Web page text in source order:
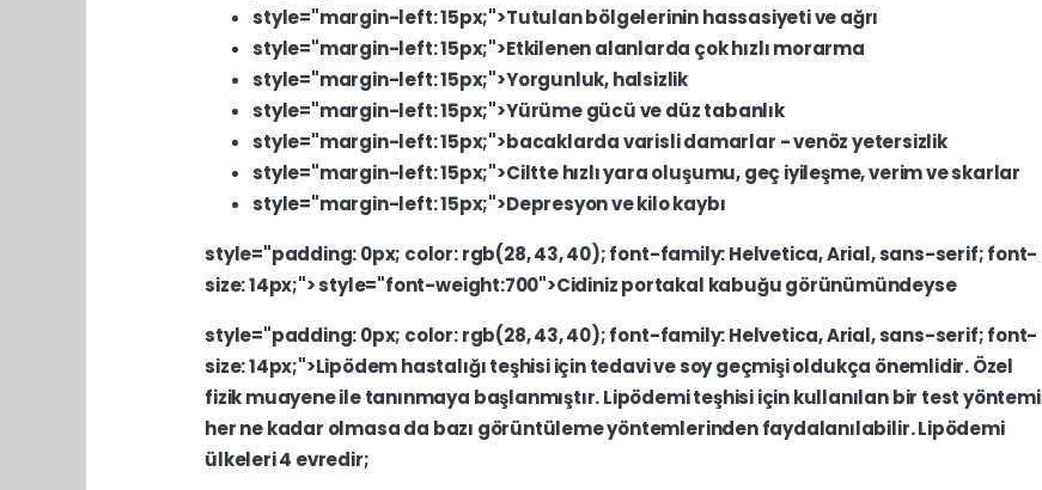
style="margin-left:15px;">Tutulanbölgelerininhassasiyetiveağrı
style="margin-left:15px;">Etkilenenalanlarda çokhızlımorarma
style="margin-left:15px;">Yorgunluk,halsizlik
style="margin-left:15px;">Yürümegücüvedüztabanlık
style="margin-left:15px;">bacaklardavarislidamarlar -venözyetersizlik
style="margin-left:15px;">Cilttehızlıyaraoluşumu,geçiyileşme,verimveskarlar
style="margin-left:15px;">Depresyonvekilokaybı
style="padding:0px; color:rgb(28,43,40);font-family:Helvetica,Arial,sans-serif;font-
size:14px;">style="font-weight:700">Cidinizportakal kabuğugörünümündeyse
style="padding:0px; color:rgb(28,43,40);font-family:Helvetica,Arial,sans-serif;font-
size:14px;">Lipödemhastalığıteşhisiiçintedavivesoygeçmişioldukça önemlidir.Özel
fizikmuayeneiletanınmaya başlanmıştır.Lipödemiteşhisiiçinkullanılanbir testyöntemi
hernekadar olmasada bazı görüntülemeyöntemlerindenfaydalanılabilir.Lipödemi
ülkeleri4 evredir;